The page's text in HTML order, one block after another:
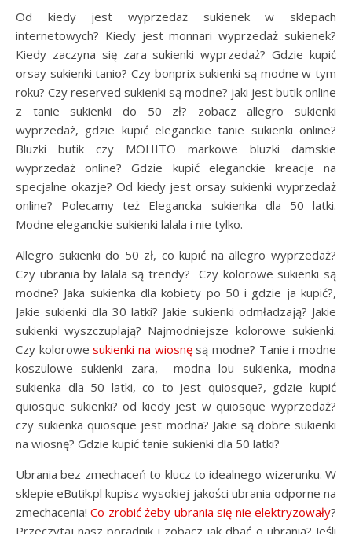
Od kiedy jest wyprzedaż sukienek w sklepach
internetowych? Kiedy jest monnari wyprzedaż sukienek?
Kiedy zaczyna się zara sukienki wyprzedaż? Gdzie kupić
orsay sukienki tanio? Czy bonprix sukienki są modne w tym
roku? Czy reserved sukienki są modne? jaki jest butik online
z tanie sukienki do 50 zł? zobacz allegro sukienki
wyprzedaż, gdzie kupić eleganckie tanie sukienki online?
Bluzki butik czy MOHITO markowe bluzki damskie
wyprzedaż online? Gdzie kupić eleganckie kreacje na
specjalne okazje? Od kiedy jest orsay sukienki wyprzedaż
online? Polecamy też Elegancka sukienka dla 50 latki.
Modne eleganckie sukienki lalala i nie tylko.
Allegro sukienki do 50 zł, co kupić na allegro wyprzedaż?
Czy ubrania by lalala są trendy? Czy kolorowe sukienki są
modne? Jaka sukienka dla kobiety po 50 i gdzie ja kupić?,
Jakie sukienki dla 30 latki? Jakie sukienki odmładzają? Jakie
sukienki wyszczuplają? Najmodniejsze kolorowe sukienki.
Czy kolorowesukienki na wiosnęsą modne? Tanie i modne
koszulowe sukienki zara, modna lou sukienka, modna
sukienka dla 50 latki, co to jest quiosque?, gdzie kupić
quiosque sukienki? od kiedy jest w quiosque wyprzedaż?
czy sukienka quiosque jest modna? Jakie są dobre sukienki
na wiosnę? Gdzie kupić tanie sukienki dla 50 latki?
Ubrania bez zmechaceń to klucz to idealnego wizerunku. W
sklepie eButik.pl kupisz wysokiej jakości ubrania odporne na
zmechacenia!Co zrobić żeby ubrania się nie elektryzowały?
Przeczytaj nasz poradnik i zobacz jak dbać o ubrania? Jeśli